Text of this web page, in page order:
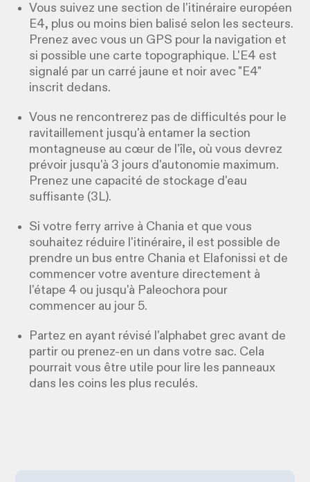
Vous suivez une section de l'itinéraire européen
E4, plus ou moins bien balisé selon les secteurs.
Prenez avec vous un GPS pour la navigation et
si possible une carte topographique. L'E4 est
signalé par un carré jaune et noir avec "E4"
inscrit dedans.
Vous ne rencontrerez pas de difficultés pour le
ravitaillement jusqu'à entamer la section
montagneuse au cœur de l'île, où vous devrez
prévoir jusqu'à 3 jours d'autonomie maximum.
Prenez une capacité de stockage d'eau
suffisante (3L).
Si votre ferry arrive à Chania et que vous
souhaitez réduire l'itinéraire, il est possible de
prendre un bus entre Chania et Elafonissi et de
commencer votre aventure directement à
l'étape 4 ou jusqu'à Paleochora pour
commencer au jour 5.
Partez en ayant révisé l'alphabet grec avant de
partir ou prenez-en un dans votre sac. Cela
pourrait vous être utile pour lire les panneaux
dans les coins les plus reculés.